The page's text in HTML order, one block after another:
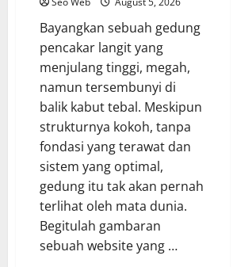
Bayangkan sebuah gedung
pencakar langit yang
menjulang tinggi, megah,
namun tersembunyi di
balik kabut tebal. Meskipun
strukturnya kokoh, tanpa
fondasi yang terawat dan
sistem yang optimal,
gedung itu tak akan pernah
terlihat oleh mata dunia.
Begitulah gambaran
sebuah website yang …